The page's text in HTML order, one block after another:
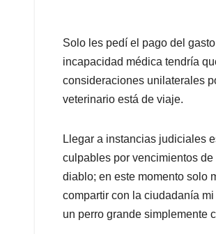
Solo les pedí el pago del
incapacidad médica tendría
consideraciones unilaterales
veterinario está de viaje.
Llegar a instancias judiciales
culpables por vencimientos
diablo; en este momento solo
compartir con la ciudadanía
un perro grande simplemente